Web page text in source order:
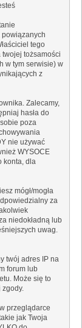
powiązanych
tego
tożsamości
w tym serwisie) w
z
Zalecamy,
hasła do
poza
nie używać
WYSOCE
konta, dla
mógł/mogła
za
niedokładną lub
uwag.
twój adres IP na
forum lub
Może się to
zgody.
przeglądarce
jak Twoja